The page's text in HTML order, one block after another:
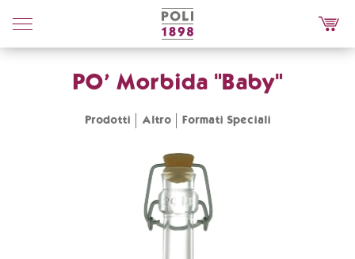
Poli
Distillerie
PO' Morbida "Baby"
Prodotti Altro Formati Speciali